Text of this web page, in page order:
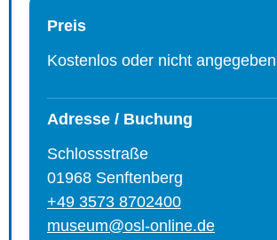
Preis
Kostenlos oder nicht angegeben
Adresse / Buchung
Schlossstraße
01968 Senftenberg
+49 3573 8702400
museum@osl-online.de